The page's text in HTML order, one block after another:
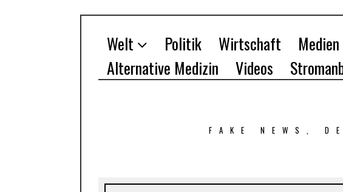
Welt Politik Wirtschaft Medien
Alternative Medizin
Videos
FAKE NEWS,